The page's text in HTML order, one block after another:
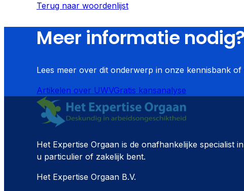
Terug naar woordenlijst
Meer informatie nodig?
Lees meer over dit onderwerp in onze kennisbank
Artikelen over UWVGratis kansanalyse
Het Expertise Orgaan is de onafhankelijke specialist
u particulier of zakelijk bent.
Het Expertise Orgaan B.V.